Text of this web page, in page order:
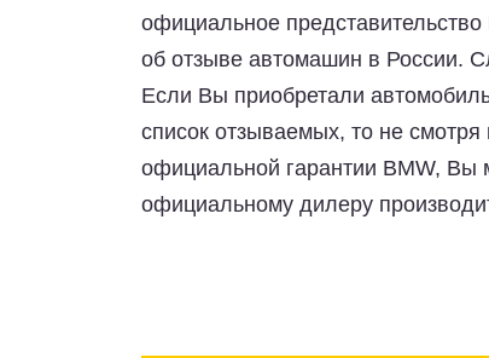
официальное
об отзыве автомашин в России.
Если Вы приобретали
список отзываемых, то не
официальной гарантии BMW, Вы
официальному дилеру